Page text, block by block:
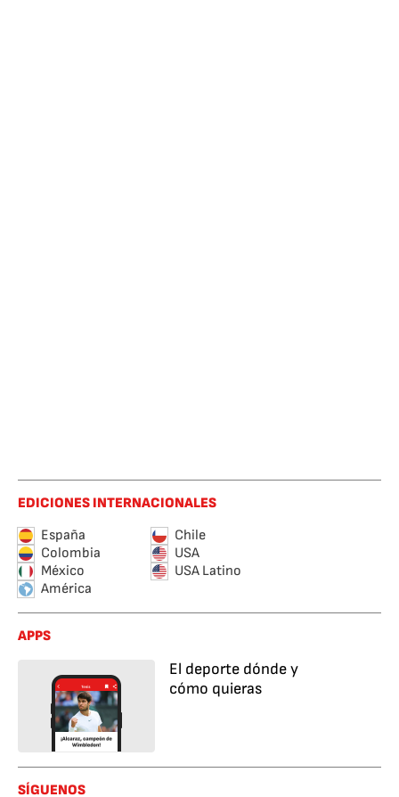
EDICIONES INTERNACIONALES
España
Chile
Colombia
USA
México
USA Latino
América
APPS
El deporte dónde y
cómo quieras
SÍGUENOS